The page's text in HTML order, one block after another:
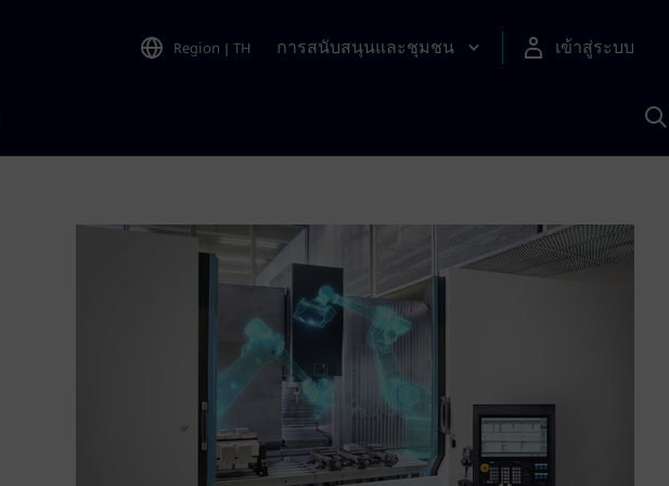
Region | TH การสนับสนุนและชุมชน เข้าสู่ระบบ